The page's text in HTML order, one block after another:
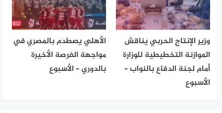
وزير الإنتاج الحربي يناقش
الموازنة التخطيطية للوزارة
أمام لجنة الدفاع بالنواب –
الأسبوع
الأهلي يصطدم بالمصري في
مواجهة الفرصة الأخيرة
بالدوري – الأسبوع